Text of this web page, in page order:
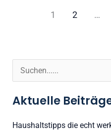
1 2 …
c
h
Aktuelle
Haushaltstipps die echt